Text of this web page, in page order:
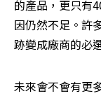
的產品，更只有
因仍然不足。許
跡變成廠商的必
未來會不會有更